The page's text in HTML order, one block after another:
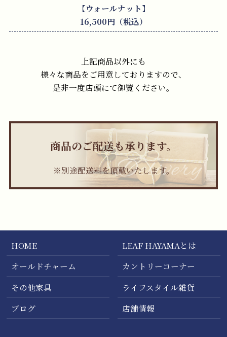
【ウォールナット】
16,500円（税込）
上記商品以外にも
様々な商品をご用意しておりますので、
是非一度店頭にて御覧ください。
商品のご配送も承ります。
※別途配送料を頂戴いたします。
HOME
LEAF HAYAMAとは
オールドチャーム
カントリーコーナー
その他家具
ライフスタイル雑貨
ブログ
店舗情報